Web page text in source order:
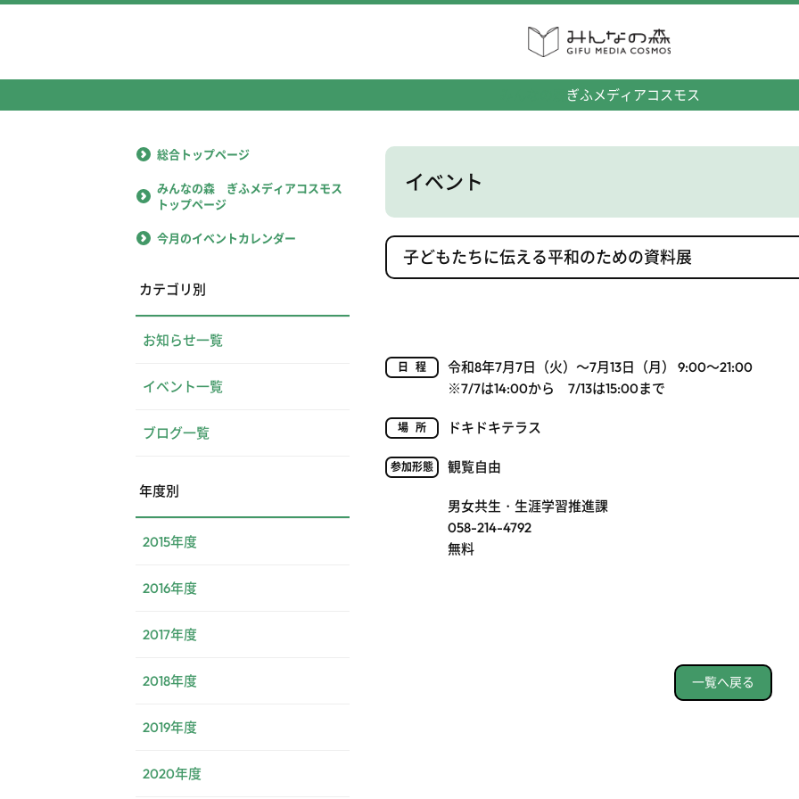
ぎふメディアコスモス
イベント
子どもたちに伝える平和のための資料展
日程
令和8年7月7日（火）～7月13日（月） 9:00～21:00
※7/7は14:00から 7/13は15:00まで
場所 ドキドキテラス
参加形態 観覧自由
男女共生・生涯学習推進課
058-214-4792
無料
一覧へ戻る
総合トップページ
みんなの森 ぎふメディアコスモス
トップページ
今月のイベントカレンダー
カテゴリ別
お知らせ一覧
イベント一覧
ブログ一覧
年度別
2015年度
2016年度
2017年度
2018年度
2019年度
2020年度